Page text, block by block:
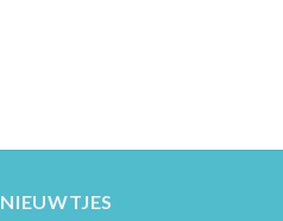
NIEUWTJES